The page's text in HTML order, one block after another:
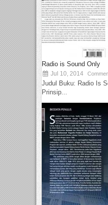
Radio is Sound Only
Jul 10, 2014
Judul Buku: Radio Is
Prinsip...